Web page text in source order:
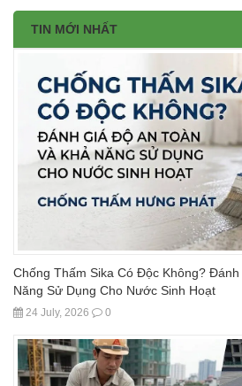
TIN MỚI NHẤT
Chống Thấm Sika Có Độc Không? Đánh
Năng Sử Dụng Cho Nước Sinh Hoạt
24 July, 2026 0